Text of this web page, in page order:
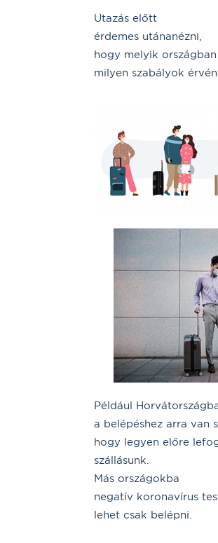
Utazás előtt
érdemes utánanézni,
hogy melyik országban
milyen szabályok
Például
a belépéshez arra van
hogy legyen előre
szállásunk.
Más országokba
negatív koronavírus
lehet csak belépni.